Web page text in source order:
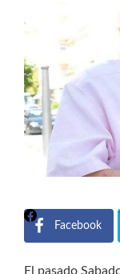
Facebook
El pasado